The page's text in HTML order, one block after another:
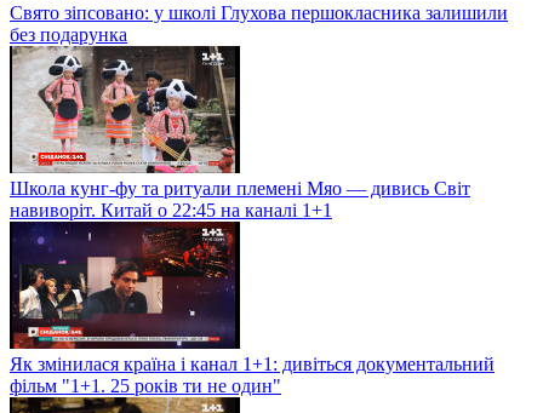
Свято зіпсовано: у школі Глухова першокласника залишили
без подарунка
Школа кунг-фу та ритуали племені Мяо — дивись Світ
навиворіт. Китай о 22:45 на каналі 1+1
Як змінилася країна і канал 1+1: дивіться документальний
фільм "1+1. 25 років ти не один"